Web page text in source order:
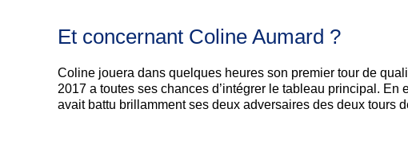
Et concernant Coline Aumard ?
Coline jouera dans quelques heures son premier tour de
2017 a toutes ses chances d’intégrer le tableau principal.
avait battu brillamment ses deux adversaires des deux tours